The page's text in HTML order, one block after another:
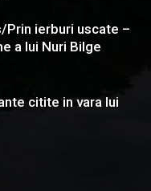
Prin ierburi uscate –
a lui Nuri Bilge
citite in vara lui